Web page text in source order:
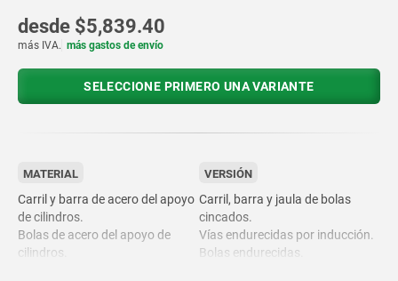
desde $5,839.40
más IVA. más gastos de envío
SELECCIONE PRIMERO UNA VARIANTE
MATERIAL
Carril y barra de acero del apoyo
de cilindros.
Bolas de acero del apoyo de
cilindros.
VERSIÓN
Carril, barra y jaula de bolas
cincados.
Vías endurecidas por inducción.
Bolas endurecidas.